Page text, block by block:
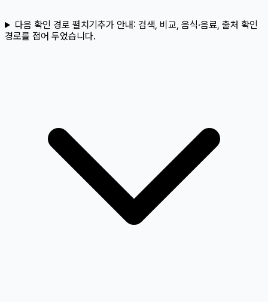
다음 확인 경로 펼치기추가 안내: 검색, 비교, 음식·음료, 출처 확인
경로를 접어 두었습니다.